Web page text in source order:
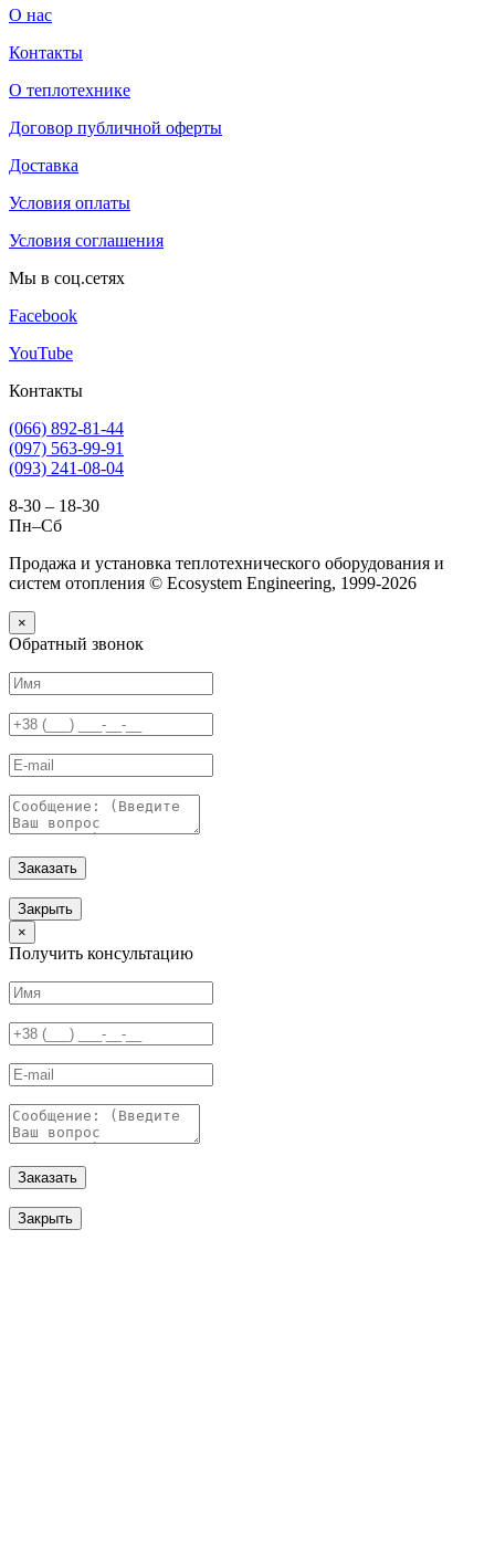
О нас
Контакты
О теплотехнике
Договор публичной оферты
Доставка
Условия оплаты
Условия соглашения
Мы в соц.сетях
Facebook
YouTube
Контакты
(066) 892-81-44
(097) 563-99-91
(093) 241-08-04
8-30 – 18-30
Пн–Сб
Продажа и установка теплотехнического оборудования и
систем отопления © Ecosystem Engineering, 1999-2026
×
Обратный звонок
Заказать
Закрыть
×
Получить консультацию
Заказать
Закрыть